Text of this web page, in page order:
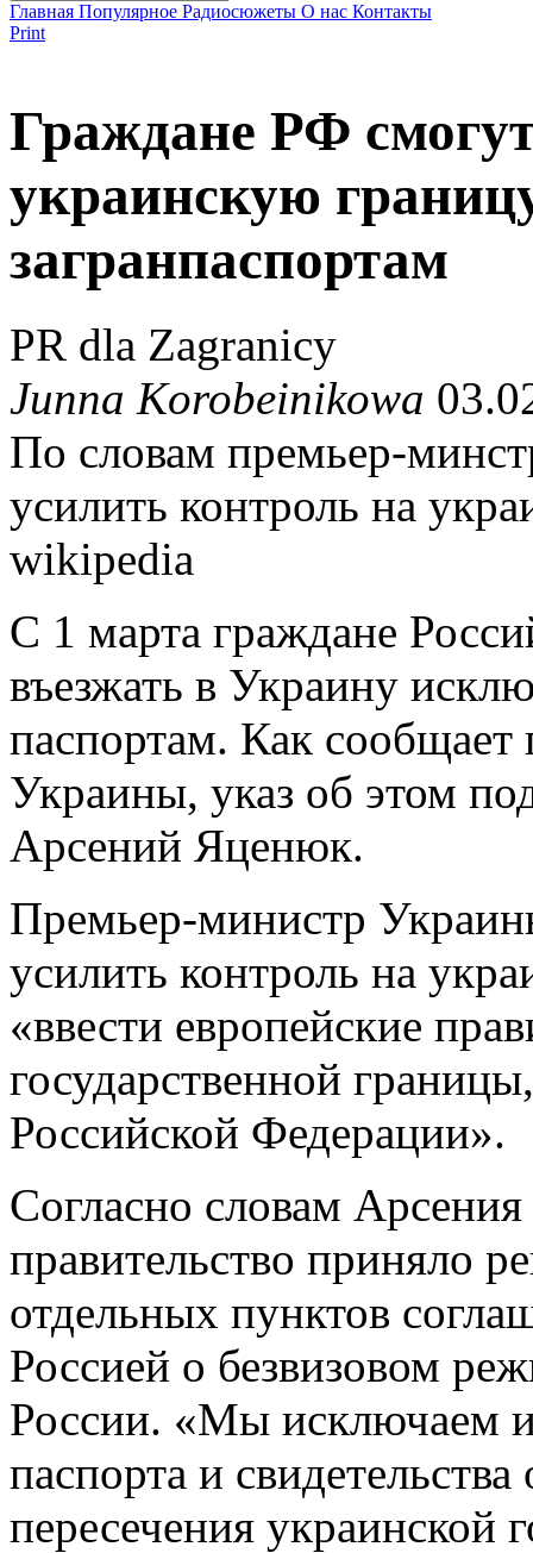
Главная Популярное Радиосюжеты О нас Контакты
Print
Граждане РФ
украинскую
загранпаспортам
PR dla Zagranicy
Junna Korobeinikowa
По словам премьер-
усилить контроль на
wikipedia
С 1 марта граждане
въезжать в Украину
паспортам. Как сообщает
Украины, указ об этом
Арсений Яценюк.
Премьер-министр
усилить контроль на
«ввести европейские
государственной
Российской Федерации».
Согласно словам
правительство приняло
отдельных пунктов
Россией о безвизовом
России. «Мы исключаем
паспорта и
пересечения украинской